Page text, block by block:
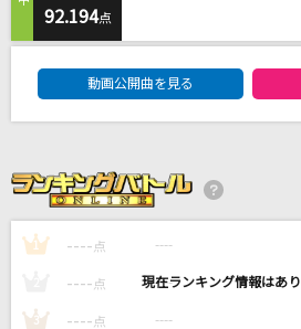
BIGBANG
CRUISIN'
IMP.
あいみょん
Sweet&Sweet CHERRY
92.194点
動画公開曲を見る
1 ---- 点 ----
---- 点 ----
3 ---- 点 ----